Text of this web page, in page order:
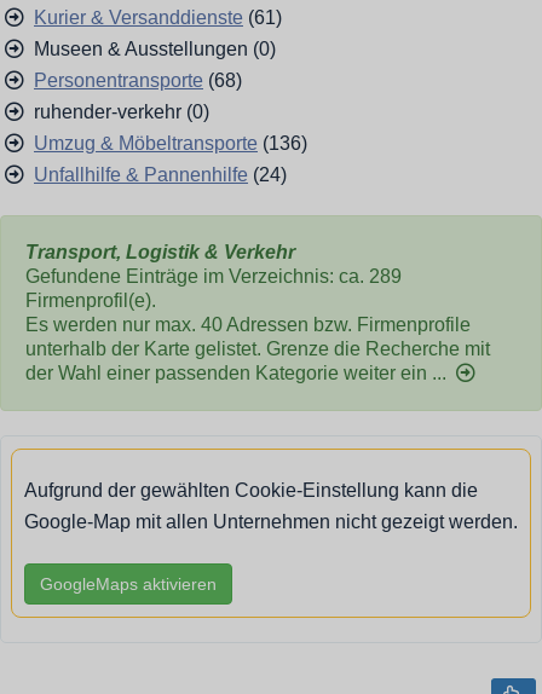
Kurier & Versanddienste (61)
Museen & Ausstellungen (0)
Personentransporte (68)
ruhender-verkehr (0)
Umzug & Möbeltransporte (136)
Unfallhilfe & Pannenhilfe (24)
Transport, Logistik & Verkehr
Gefundene Einträge im Verzeichnis: ca. 289
Firmenprofil(e).
Es werden nur max. 40 Adressen bzw. Firmenprofile
unterhalb der Karte gelistet. Grenze die Recherche mit
der Wahl einer passenden Kategorie weiter ein ...
Aufgrund der gewählten Cookie-Einstellung kann die
Google-Map mit allen Unternehmen nicht gezeigt werden.
GoogleMaps aktivieren